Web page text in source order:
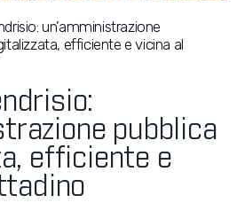
un’amministrazione
efficiente e vicina al
pubblica
efficiente e